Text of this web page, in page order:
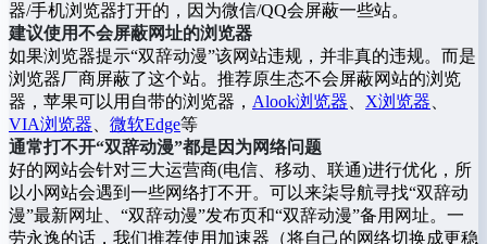
器/手机浏览器打开的，因为微信/QQ会屏蔽一些站。
建议使用不会屏蔽网址的浏览器
如果浏览器提示“双辞动漫”该网站违规，并非真的违规。而是
浏览器厂商屏蔽了这个站。推荐原生态不会屏蔽网站的浏览
器，苹果可以用自带的浏览器， Alook浏览器 X浏览器
VIA浏览器
微软Edge等
通常打不开“双辞动漫”都是因为网络问题
好的网站会针对三大运营商(电信、移动、联通)进行优化，所
以小网站会遇到一些网络打不开。可以来柒导航寻找“双辞动
漫”最新网址、“双辞动漫”发布页和“双辞动漫”备用网址。一
劳永逸的话，我们推荐使用加速器（将自己的网络切换成更稳